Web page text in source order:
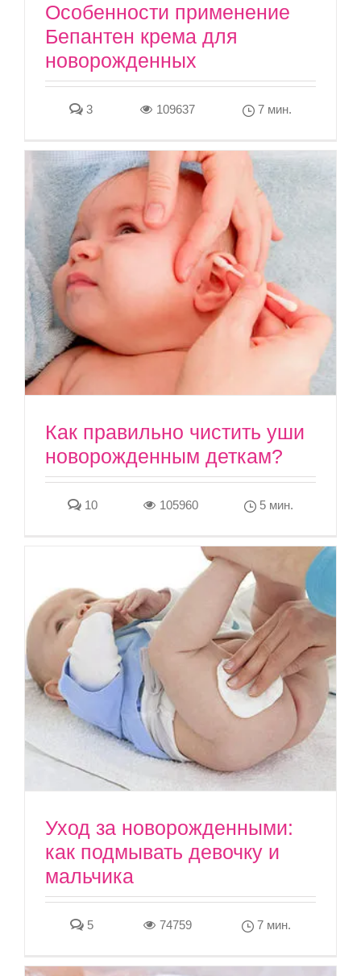
Особенности применение
Бепантен крема для
новорожденных
3 109637 7 мин.
Как правильно чистить уши
новорожденным деткам?
10 105960 5 мин.
Уход за новорожденными:
как подмывать девочку и
мальчика
5 74759 7 мин.